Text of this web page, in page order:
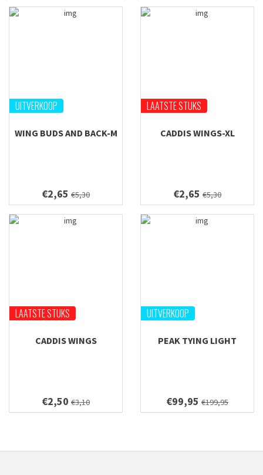
UITVERKOOP
WING BUDS AND BACK-M
€2,65 €5,30
LAATSTE STUKS
CADDIS WINGS-XL
€2,65 €5,30
LAATSTE STUKS
CADDIS WINGS
€2,50 €3,10
UITVERKOOP
PEAK TYING LIGHT
€99,95 €199,95